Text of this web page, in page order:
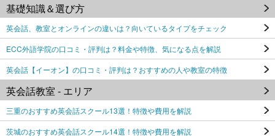
基礎知識＆選び方
英会話、教室とオンラインの違いは？向いているタイプをチェック
ECC外語学院の口コミ・評判は？料金や特徴、気になる点を解説
英会話【イーオン】の口コミ・評判は？おすすめの人や教室の特徴
英会話教室 - エリア
三重のおすすめ英会話スクール13選！特徴や費用を解説
茨城のおすすめ英会話スクール14選！特徴や費用を解説